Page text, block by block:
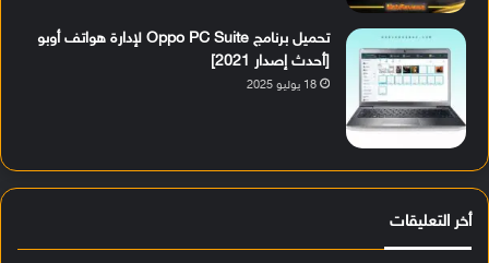
تحميل برنامج Oppo PC Suite لإدارة هواتف أوبو
[أحدث إصدار 2021]
18 يوليو 2025
أخر التعليقات